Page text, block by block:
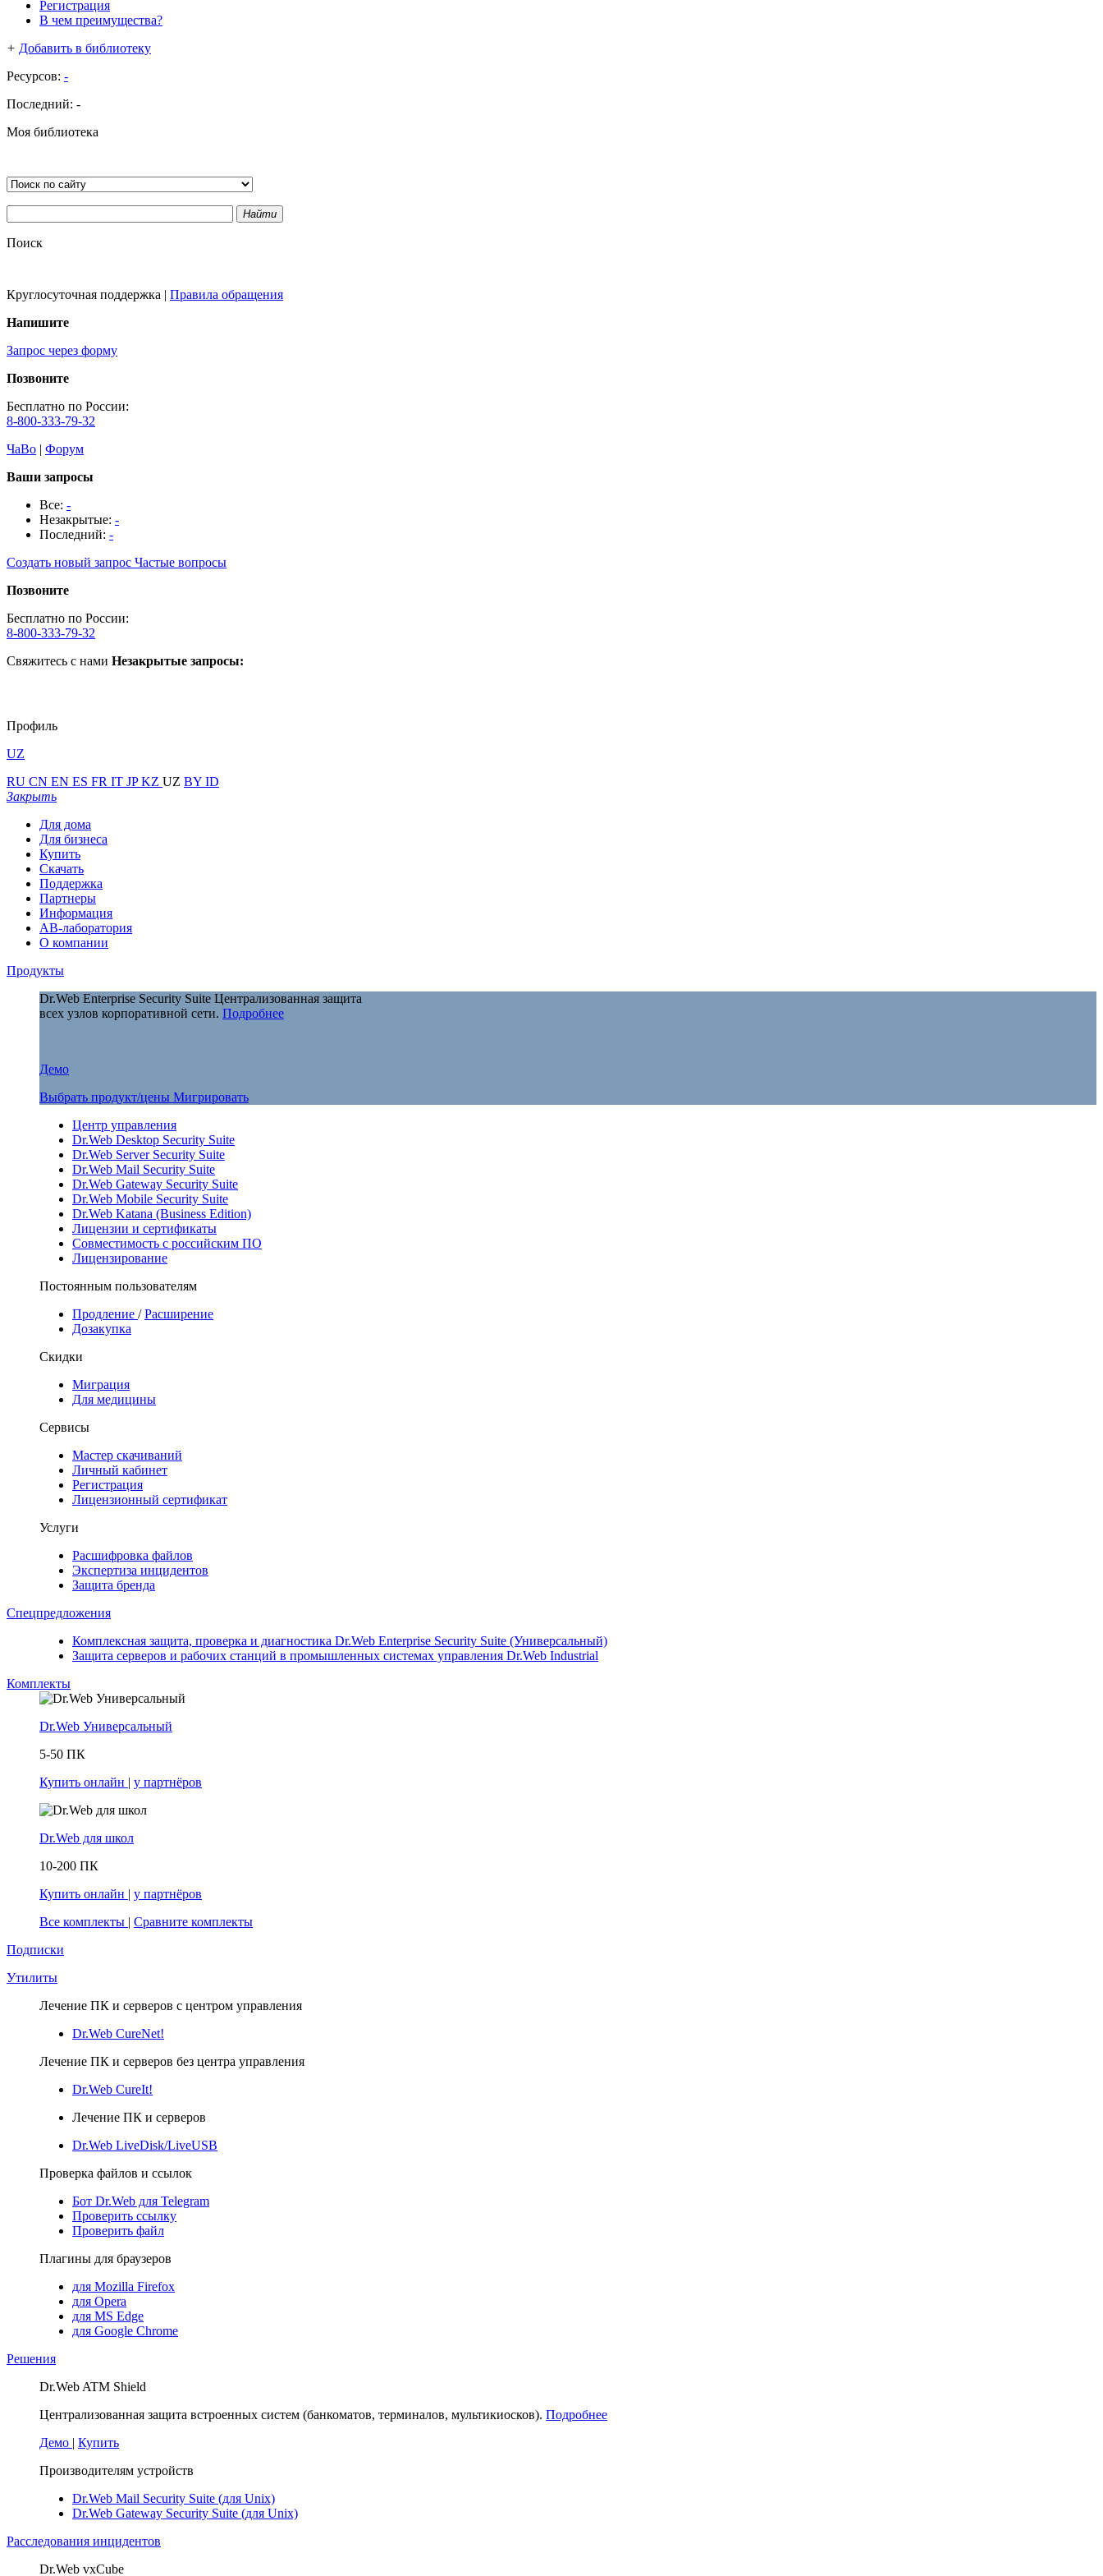
Регистрация
В чем преимущества?
+ Добавить в библиотеку
Ресурсов: -
Последний: -
Моя библиотека
Найти
Поиск
Круглосуточная поддержка | Правила обращения
Напишите
Запрос через форму
Позвоните
Бесплатно по России:
8-800-333-79-32
ЧаВо | Форум
Ваши запросы
Все: -
Незакрытые: -
Последний: -
Создать новый запрос Частые вопросы
Позвоните
Бесплатно по России:
8-800-333-79-32
Свяжитесь с нами Незакрытые запросы:
Профиль
UZ
RU CN EN ES FR IT JPKZ UZ BY ID
Закрыть
Для дома
Для бизнеса
Купить
Скачать
Поддержка
Партнеры
Информация
АВ-лаборатория
О компании
Продукты
Dr.Web Enterprise Security Suite Централизованная защита
всех узлов корпоративной сети. Подробнее
Демо
Выбрать продукт/цены Мигрировать
Центр управления
Dr.Web Desktop Security Suite
Dr.Web Server Security Suite
Dr.Web Mail Security Suite
Dr.Web Gateway Security Suite
Dr.Web Mobile Security Suite
Dr.Web Katana (Business Edition)
Лицензии и сертификаты
Совместимость с российским ПО
Лицензирование
Постоянным пользователям
Продление /Расширение
Дозакупка
Скидки
Миграция
Для медицины
Сервисы
Мастер скачиваний
Личный кабинет
Регистрация
Лицензионный сертификат
Услуги
Расшифровка файлов
Экспертиза инцидентов
Защита бренда
Спецпредложения
Комплексная защита, проверка и диагностика Dr.Web Enterprise Security Suite (Универсальный)
Защита серверов и рабочих станций в промышленных системах управления Dr.Web Industrial
Комплекты
Dr.Web Универсальный
5-50 ПК
Купить онлайн | у партнёров
Dr.Web для школ
10-200 ПК
Купить онлайн | у партнёров
Все комплекты | Сравните комплекты
Подписки
Утилиты
Лечение ПК и серверов с центром управления
Dr.Web CureNet!
Лечение ПК и серверов без центра управления
Dr.Web CureIt!
Лечение ПК и серверов
Dr.Web LiveDisk/LiveUSB
Проверка файлов и ссылок
Бот Dr.Web для Telegram
Проверить ссылку
Проверить файл
Плагины для браузеров
для Mozilla Firefox
для Opera
для MS Edge
для Google Chrome
Решения
Dr.Web ATM Shield
Централизованная защита встроенных систем (банкоматов, терминалов, мультикиосков). Подробнее
Демо | Купить
Производителям устройств
Dr.Web Mail Security Suite (для Unix)
Dr.Web Gateway Security Suite (для Unix)
Расследования инцидентов
Dr.Web vxCube